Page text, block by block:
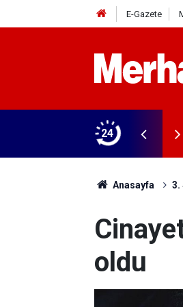
E-Gazete
24
yeni düzenleme
Anasayfa 3.
oldu